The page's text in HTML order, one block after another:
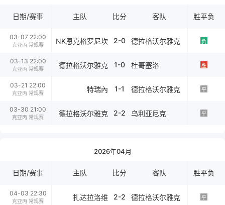
日期/赛事 主队 比分 客队 胜平负
03-07 22:00
克亚丙 常规赛 NK恩克格罗尼坎 2-0 德拉格沃尔雅克 负
03-13 22:00
克亚丙 常规赛 德拉格沃尔雅克 1-0 杜哥塞洛 胜
03-21 22:00
克亚丙 常规赛 特瑞內 1-1 德拉格沃尔雅克 平
03-30 21:00
克亚丙 常规赛 德拉格沃尔雅克 2-2 乌利亚尼克 平
2026年04月
日期/赛事 主队 比分 客队 胜平负
04-03 22:30
克亚丙 常规赛 扎达拉洛维 2-2 德拉格沃尔雅克 平